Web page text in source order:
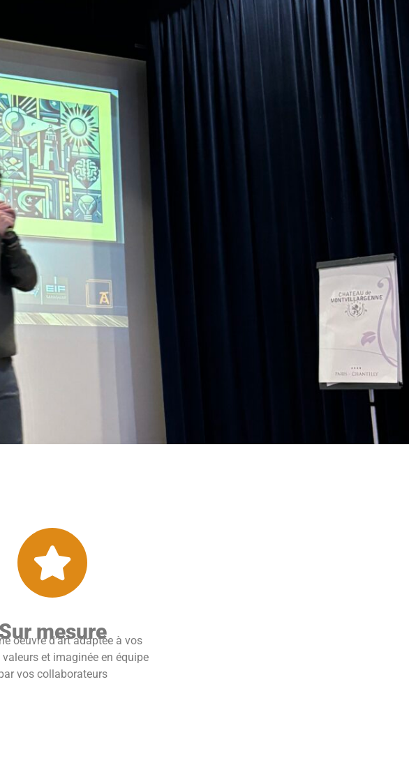
Sur mesure
oeuvre d’art adaptée à vos
valeurs et imaginée en équipe
vos collaborateurs